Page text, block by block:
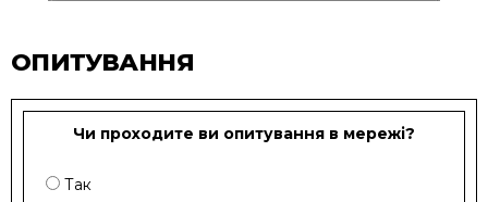
ОПИТУВАННЯ
Чи проходите ви опитування в мережі?
Так